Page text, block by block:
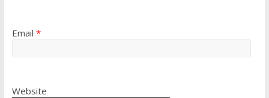
Email *
Website